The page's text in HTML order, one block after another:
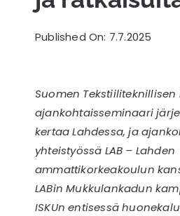
Puheenvuoro
Jäsenalue
Published On: 7.7.2025
Suomen Tekstiiliteknillisen
ajankohtaisseminaari
kertaa Lahdessa, ja
yhteistyössä LAB – Lahden
ammattikorkeakoulun
LABin Mukkulankadun
ISKUn entisessä